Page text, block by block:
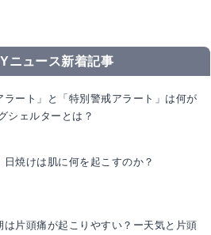
ニュース新着記事
ラート」と「特別警戒アラート」は何が
シェルターとは？
日焼けは肌に何を起こすのか？
は片頭痛が起こりやすい？ー天気と片頭